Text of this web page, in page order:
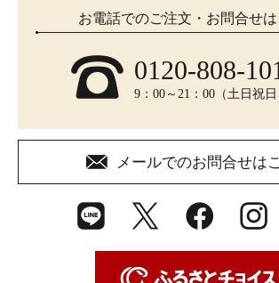
お電話でのご注文・お問合せ
0120-808-
9：00～21：00（土日祝日
メールでのお問合せは